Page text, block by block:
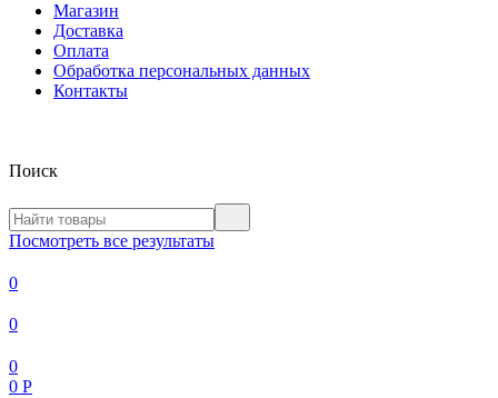
Магазин
Доставка
Оплата
Обработка персональных данных
Контакты
Поиск
Посмотреть все результаты
0
0
0
0 Р